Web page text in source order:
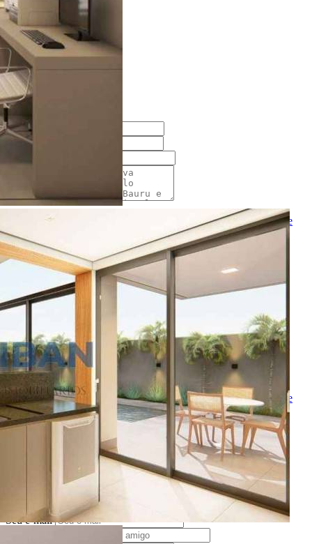
Enviado com sucesso!
Entre em contato
Nome
E-mail
Mensagem
Ao ENVIAR você concorda com os
Termos de Uso ePolítica de
Privacidade
enviar mensagem
converse pelowhatsapp
Ligamos para você
Nome
Telefone
Melhor horário para ligar
Ao ENVIAR você concorda com os Termos de UsoePolítica de
Privacidade
Indique este imóvel
Nome do amigo
Seu e-mail